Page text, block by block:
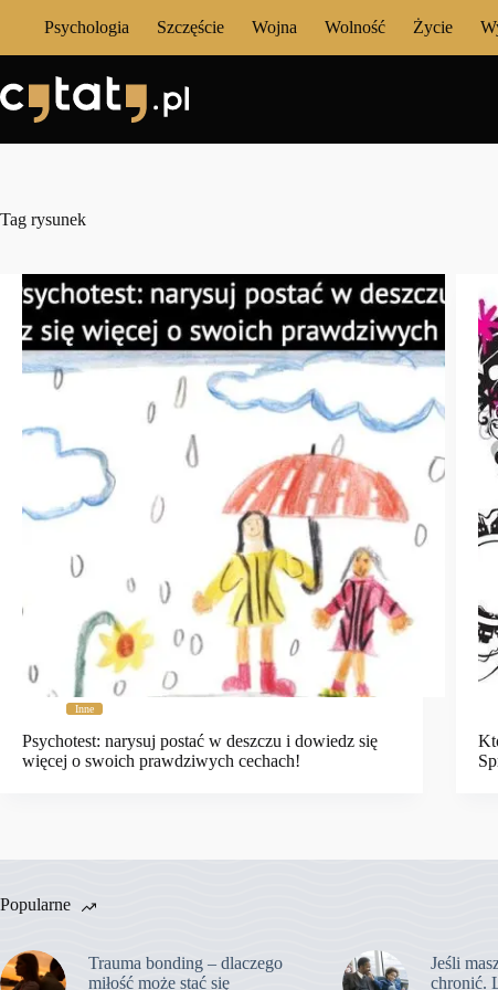
Psychologia Szczęście Wojna Wolność Życie
Tag rysunek
Inne
Psychotest: narysuj postać w deszczu i dowiedz się
więcej o swoich prawdziwych cechach!
Popularne
Trauma bonding – dlaczego
miłość może stać się
Jeśli
chronić.